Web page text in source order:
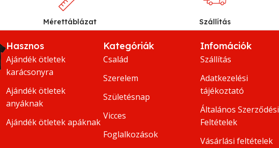
Mérettáblázat Szállítás
Hasznos
Ajándék ötletek
karácsonyra
Ajándék ötletek
anyáknak
Ajándék ötletek apáknak
Kategóriák
Család
Szerelem
Születésnap
Vicces
Foglalkozások
Infomációk
Szállítás
Adatkezelési
tájékoztató
Általános Szerződési
Feltételek
Vásárlási feltételek